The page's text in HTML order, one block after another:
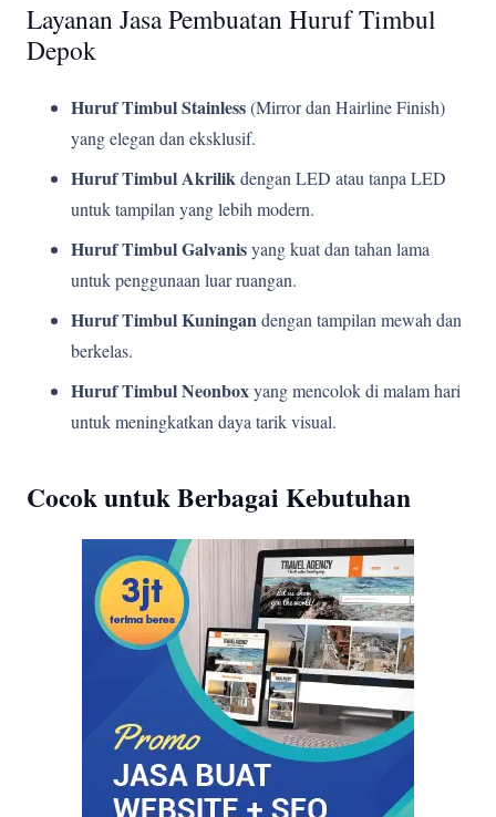
Layanan Jasa Pembuatan Huruf Timbul
Depok
Huruf Timbul Stainless(Mirror dan Hairline Finish)
yang elegan dan eksklusif.
Huruf Timbul Akrilikdengan LED atau tanpa LED
untuk tampilan yang lebih modern.
Huruf Timbul Galvanisyang kuat dan tahan lama
untuk penggunaan luar ruangan.
Huruf Timbul Kuningandengan tampilan mewah dan
berkelas.
Huruf Timbul Neonboxyang mencolok di malam hari
untuk meningkatkan daya tarik visual.
Cocok untuk Berbagai Kebutuhan